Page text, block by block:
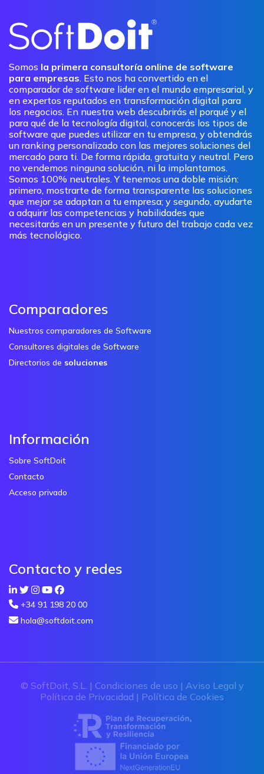
Somos la primera consultoría online de software
para empresas. Esto nos ha convertido en el
comparador de software lider en el mundo empresarial, y
en expertos reputados en transformación digital para
los negocios. En nuestra web descubrirás el porqué y el
para qué de la tecnología digital, conocerás los tipos de
software que puedes utilizar en tu empresa, y obtendrás
un ranking personalizado con las mejores soluciones del
mercado para ti. De forma rápida, gratuita y neutral. Pero
no vendemos ninguna solución, ni la implantamos.
Somos 100% neutrales. Y tenemos una doble misión:
primero, mostrarte de forma transparente las soluciones
que mejor se adaptan a tu empresa; y segundo, ayudarte
a adquirir las competencias y habilidades que
necesitarás en un presente y futuro del trabajo cada vez
más tecnológico.
Comparadores
Nuestros comparadores de Software
Consultores digitales de Software
Directorios de soluciones
Información
Sobre SoftDoit
Contacto
Acceso privado
Contacto y redes
+34 91 198 20 00
hola@softdoit.com
© SoftDoit, S.L. | Condiciones de uso | Aviso Legal y
Política de Privacidad | Política de Cookies